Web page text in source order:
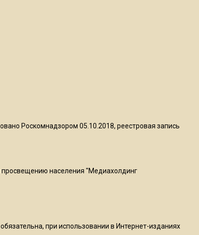
Роман Терюшков назвал
Роскомнадзором 05.10.2018, реестровая запись
населения "Медиахолдинг
при использовании в Интернет-изданиях